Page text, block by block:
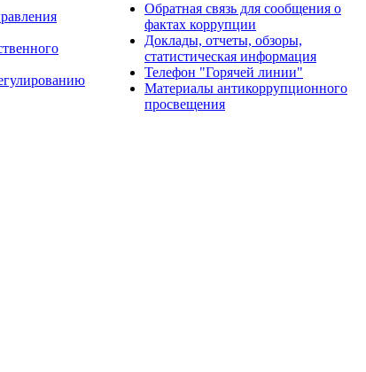
Обратная связь для сообщения о
фактах коррупции
Доклады, отчеты, обзоры,
статистическая информация
Телефон "Горячей линии"
Материалы антикоррупционного
просвещения